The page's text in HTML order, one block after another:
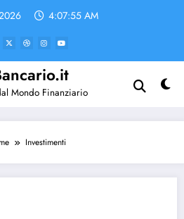
4:07:55 AM
Mondo Finanziario
Investimenti